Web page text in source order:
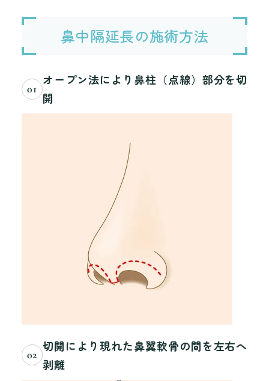
鼻中隔延長の施術方法
01
オープン法により鼻柱（点線）部分を切
開
02
切開により現れた鼻翼軟骨の間を左右へ
剥離